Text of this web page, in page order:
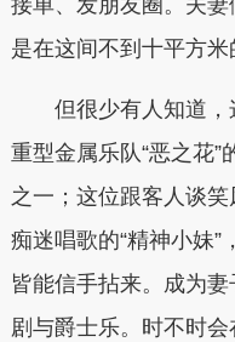
接单、发朋友圈。夫妻
是在这间不到十平方米
但很少有人知道，
重型金属乐队“恶之花
之一；这位跟客人谈
痴迷唱歌的“精神小妹”
皆能信手拈来。成为
剧与爵士乐。时不时会